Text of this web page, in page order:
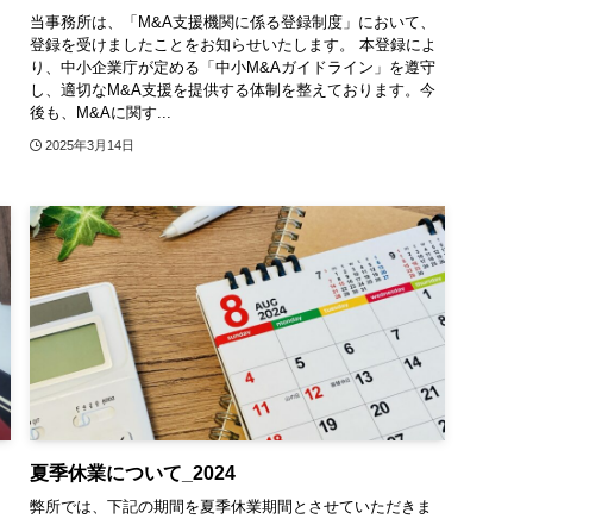
当事務所は、「M&A支援機関に係る登録制度」において、
登録を受けましたことをお知らせいたします。 本登録によ
り、中小企業庁が定める「中小M&Aガイドライン」を遵守
し、適切なM&A支援を提供する体制を整えております。今
後も、M&Aに関す...
2025年3月14日
夏季休業について_2024
弊所では、下記の期間を夏季休業期間とさせていただきま